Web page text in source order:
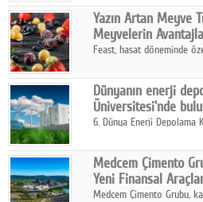
ekonomi ile gerçek dünya
kurmayı hedefleyen
Yazın Artan Meyve
Meyvelerin
Feast, hasat döneminde
pratik, güvenilir ve lezzetli
Dünyanın enerji
Üniversitesi'nde
6. Dünya Enerji Depolama
sahipliğinde
Medcem Çimento
Yeni Finansal
Medcem Çimento Grubu,